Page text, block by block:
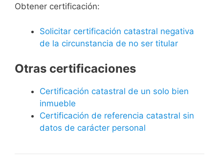
Obtener certificación:
Solicitar certificación catastral negativa
de la circunstancia de no ser titular
Otras certificaciones
Certificación catastral de un solo bien
inmueble
Certificación de referencia catastral sin
datos de carácter personal